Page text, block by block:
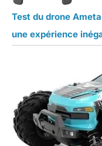
Test du drone
une expérience